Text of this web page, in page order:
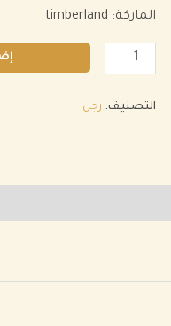
الماركة: timberland
التصنيف: رجل